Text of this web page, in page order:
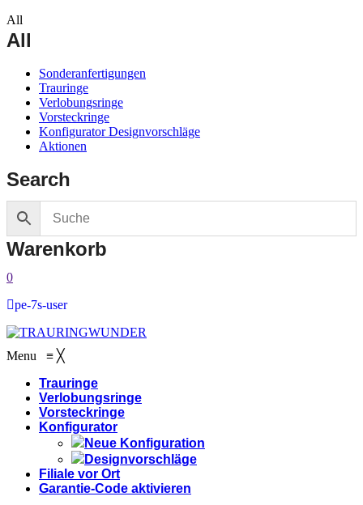
All
All
Sonderanfertigungen
Trauringe
Verlobungsringe
Vorsteckringe
Konfigurator Designvorschläge
Aktionen
Search
Warenkorb
0
pe-7s-user
Menu ≡ ╳
Trauringe
Verlobungsringe
Vorsteckringe
Konfigurator
Neue Konfiguration
Designvorschläge
Filiale vor Ort
Garantie-Code aktivieren